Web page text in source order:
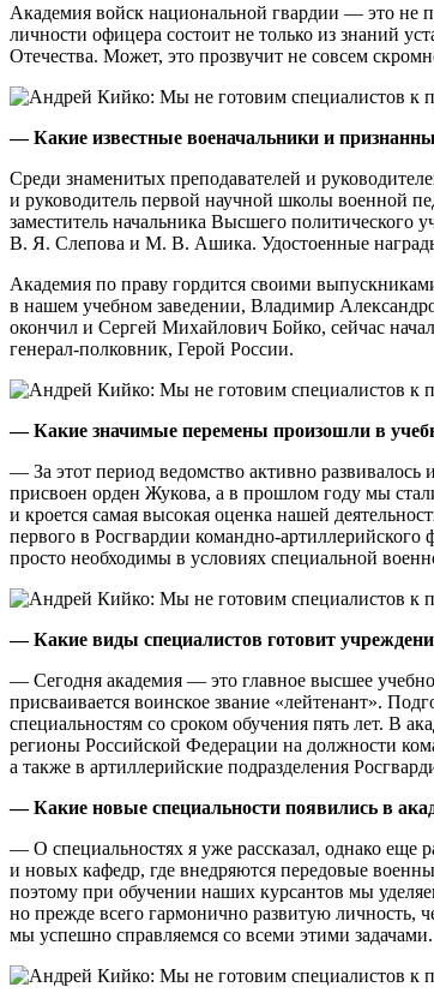
Академия войск национальной гвардии — это не
личности офицера состоит не только из знаний
Отечества. Может, это прозвучит не совсем
— Какие известные военачальники и
Среди знаменитых преподавателей и
и руководитель первой научной школы военной
заместитель начальника Высшего
В. Я. Слепова и М. В. Ашика. Удостоенные
Академия по праву гордится своими
в нашем учебном заведении, Владимир
окончил и Сергей Михайлович Бойко, сейчас
генерал-полковник, Герой России.
— Какие значимые перемены произошли в
— За этот период ведомство активно
присвоен орден Жукова, а в прошлом году мы
и кроется самая высокая оценка нашей
первого в Росгвардии командно-
просто необходимы в условиях специальной
— Какие виды специалистов готовит
— Сегодня академия — это главное высшее
присваивается воинское звание «лейтенант».
специальностям со сроком обучения пять лет. В
регионы Российской Федерации на должности
а также в артиллерийские подразделения
— Какие новые специальности появились в
— О специальностях я уже рассказал, однако еще
и новых кафедр, где внедряются передовые
поэтому при обучении наших курсантов мы
но прежде всего гармонично развитую личность,
мы успешно справляемся со всеми этими задачами.